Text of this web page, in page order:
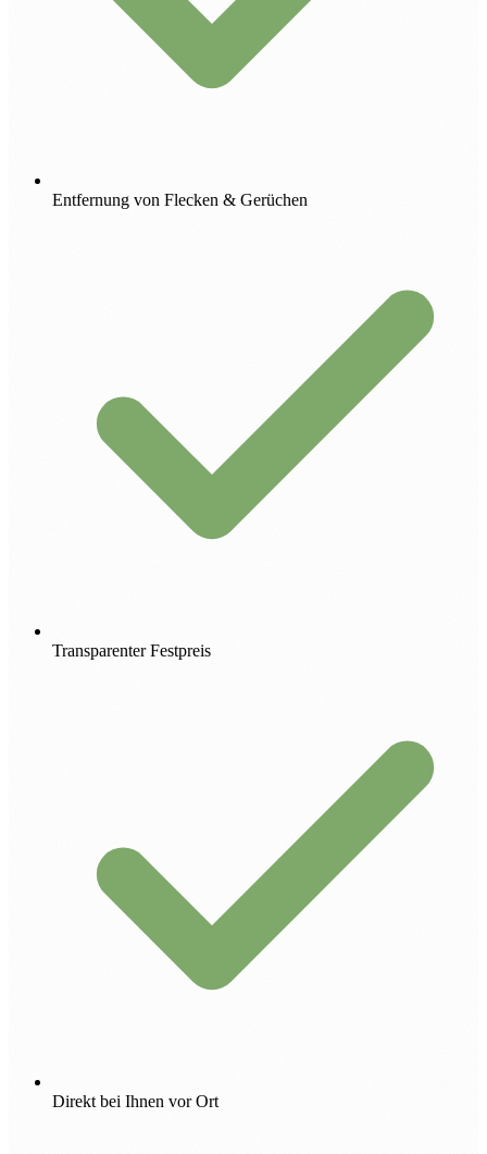
Entfernung von Flecken & Gerüchen
Transparenter Festpreis
Direkt bei Ihnen vor Ort